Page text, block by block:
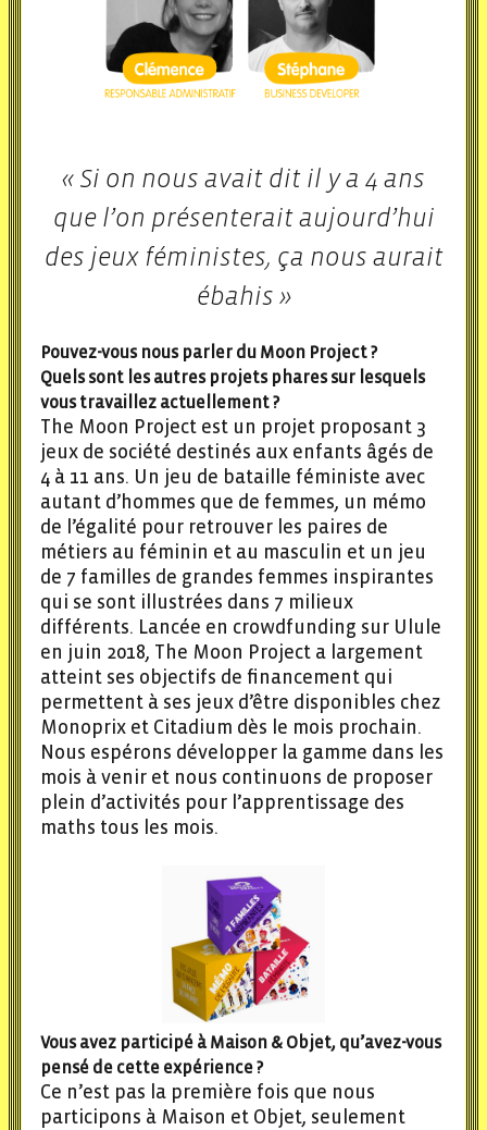
« Si on nous avait dit il y a 4 ans
que l’on présenterait aujourd’hui
des jeux féministes, ça nous aurait
ébahis »
Pouvez-vous nous parler du Moon Project ?
Quels sont les autres projets phares sur lesquels
vous travaillez actuellement ?
The Moon Project est un projet proposant 3
jeux de société destinés aux enfants âgés de
4 à 11 ans. Un jeu de bataille féministe avec
autant d’hommes que de femmes, un mémo
de l’égalité pour retrouver les paires de
métiers au féminin et au masculin et un jeu
de 7 familles de grandes femmes inspirantes
qui se sont illustrées dans 7 milieux
différents. Lancée en crowdfunding sur Ulule
en juin 2018, The Moon Project a largement
atteint ses objectifs de financement qui
permettent à ses jeux d’être disponibles chez
Monoprix et Citadium dès le mois prochain.
Nous espérons développer la gamme dans les
mois à venir et nous continuons de proposer
plein d’activités pour l’apprentissage des
maths tous les mois.
Vous avez participé à Maison & Objet, qu’avez-vous
pensé de cette expérience ?
Ce n’est pas la première fois que nous
participons à Maison et Objet, seulement